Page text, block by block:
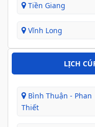
Tiền Giang
Vĩnh Long
LỊCH
Bình Thuận - Phan
Thiết